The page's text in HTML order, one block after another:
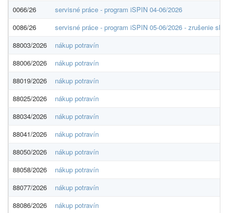
0066/26
servisné práce - program iSPIN 04-06/2026
0086/26
servisné práce - program iSPIN 05-06/2026 - zrušenie
88003/2026
nákup potravín
88006/2026
nákup potravín
88019/2026
nákup potravín
88025/2026
nákup potravín
88034/2026
nákup potravín
88041/2026
nákup potravín
88050/2026
nákup potravín
88058/2026
nákup potravín
88077/2026
nákup potravín
88086/2026
nákup potravín